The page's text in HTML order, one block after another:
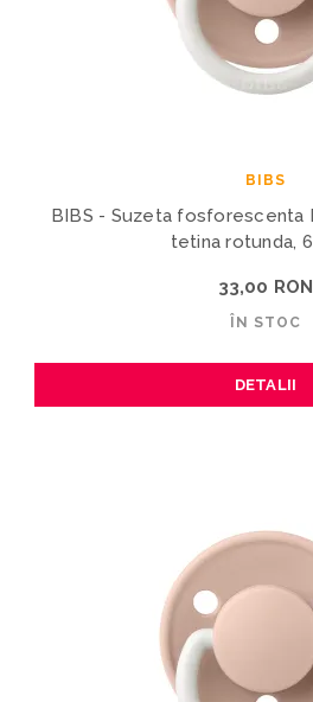
BIBS
BIBS - Suzeta fosforescenta
tetina rotunda, 6
33,00 RON
ÎN STOC
DETALII